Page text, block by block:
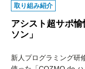
取り組み紹介
アシスト超サポ
ソン」
新人プログラミング研